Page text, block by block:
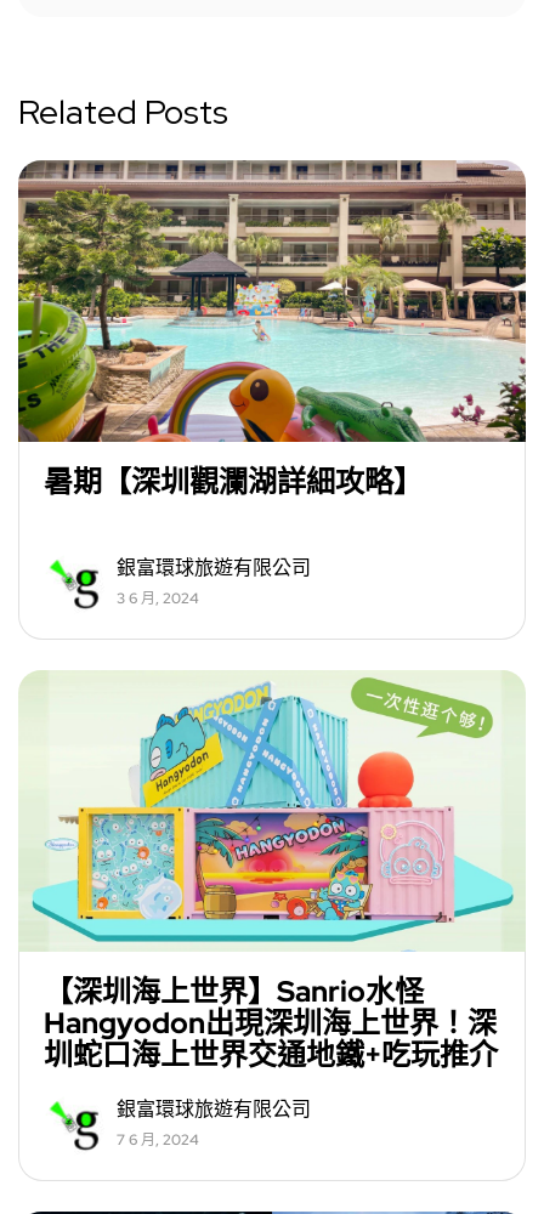
Related Posts
暑期【深圳觀瀾湖詳細攻略】
銀富環球旅遊有限公司
3 6 月, 2024
【深圳海上世界】Sanrio水怪
Hangyodon出現深圳海上世界！深
圳蛇口海上世界交通地鐵+吃玩推介
銀富環球旅遊有限公司
7 6 月, 2024